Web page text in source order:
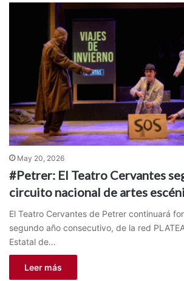
May 20, 2026
#Petrer: El Teatro Cervantes
circuito nacional de artes
El Teatro Cervantes de Petrer continuará
segundo año consecutivo, de la red
Estatal de…
Leer más